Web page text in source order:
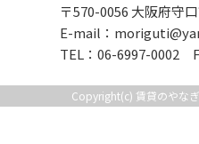
〒570-0056 大阪府守
E-mail：
TEL：06-6997-0002
Copyright(c) 賃貸のやな